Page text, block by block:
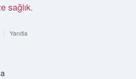
sağlık.
Yanıtla